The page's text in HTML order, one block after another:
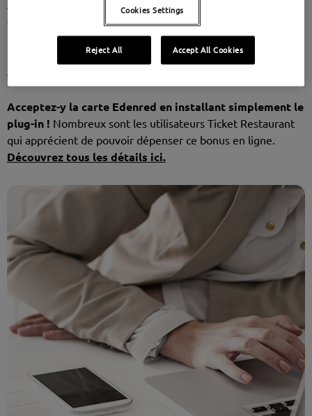
Adoptez donc les méthodes d'acceptation qui
conviennent le mieux à votre activité !
VOUS AVEZ UN SITE D’E-COMMERCE ?
Acceptez-y la carte Edenred en installant simplement le
plug-in ! Nombreux sont les utilisateurs Ticket Restaurant
qui apprécient de pouvoir dépenser ce bonus en ligne.
Découvrez tous les détails ici.
Cookies Settings
Reject All Accept All Cookies